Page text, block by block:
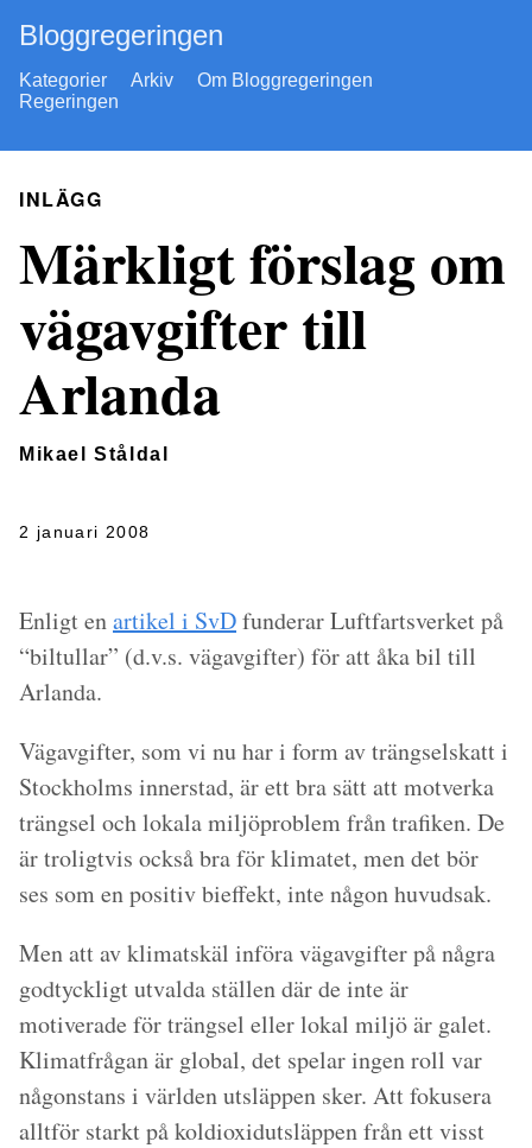
Bloggregeringen
Kategorier Arkiv
Om Bloggregeringen
Regeringen
INLÄGG
Märkligt förslag om
vägavgifter till
Arlanda
Mikael Ståldal
2 januari 2008
Enligt enartikel i SvDfunderar Luftfartsverket på
“biltullar” (d.v.s. vägavgifter) för att åka bil till
Arlanda.
Vägavgifter, som vi nu har i form av trängselskatt i
Stockholms innerstad, är ett bra sätt att motverka
trängsel och lokala miljöproblem från trafiken. De
är troligtvis också bra för klimatet, men det bör
ses som en positiv bieffekt, inte någon huvudsak.
Men att av klimatskäl införa vägavgifter på några
godtyckligt utvalda ställen där de inte är
motiverade för trängsel eller lokal miljö är galet.
Klimatfrågan är global, det spelar ingen roll var
någonstans i världen utsläppen sker. Att fokusera
alltför starkt på koldioxidutsläppen från ett visst